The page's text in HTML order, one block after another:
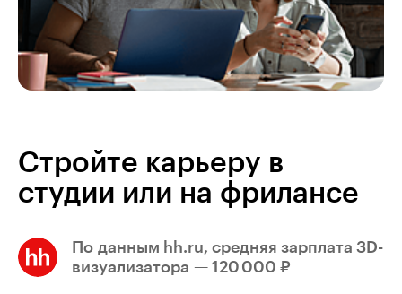
Стройте карьеру в
студии или на фрилансе
По данным hh.ru, средняя зарплата 3D-
визуализатора — 120 000 ₽